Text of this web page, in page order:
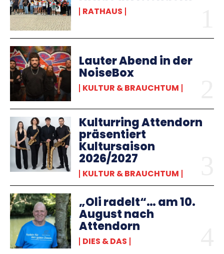
RATHAUS
Lauter Abend in der
NoiseBox
KULTUR & BRAUCHTUM
Kulturring Attendorn
präsentiert
Kultursaison
2026/2027
KULTUR & BRAUCHTUM
„Oli radelt“… am 10.
August nach
Attendorn
DIES & DAS